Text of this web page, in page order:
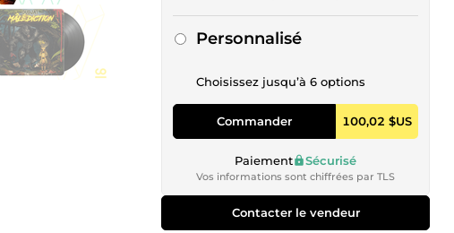
Personnalisé
Choisissez jusqu’à 6 options
Commander 100,02 $US
Paiement Sécurisé
Vos informations sont chiffrées par TLS
Contacter le vendeur